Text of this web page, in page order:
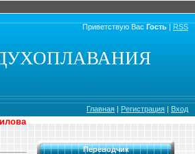
Приветствую Вас Гость | RSS
Главная | Регистрация | Вход
Переводчик